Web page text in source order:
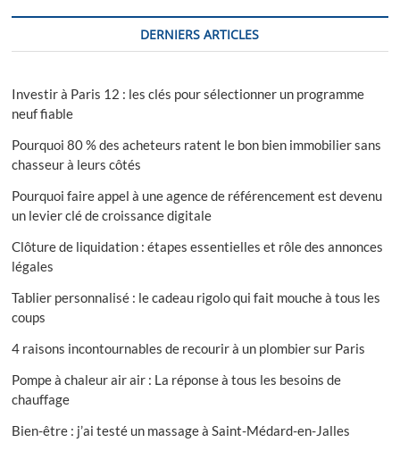
DERNIERS ARTICLES
Investir à Paris 12 : les clés pour sélectionner un programme
neuf fiable
Pourquoi 80 % des acheteurs ratent le bon bien immobilier sans
chasseur à leurs côtés
Pourquoi faire appel à une agence de référencement est devenu
un levier clé de croissance digitale
Clôture de liquidation : étapes essentielles et rôle des annonces
légales
Tablier personnalisé : le cadeau rigolo qui fait mouche à tous les
coups
4 raisons incontournables de recourir à un plombier sur Paris
Pompe à chaleur air air : La réponse à tous les besoins de
chauffage
Bien-être : j’ai testé un massage à Saint-Médard-en-Jalles